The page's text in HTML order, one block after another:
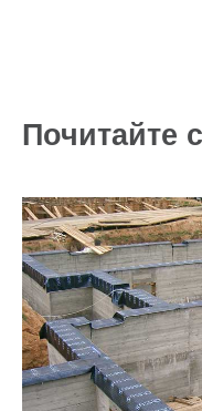
Почитайте